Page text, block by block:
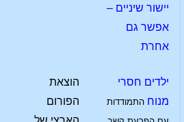
יישור שיניים –
אפשר גם
אחרת
ילדים חסרי
מנוח התמודדות
הוצאת
הפורום